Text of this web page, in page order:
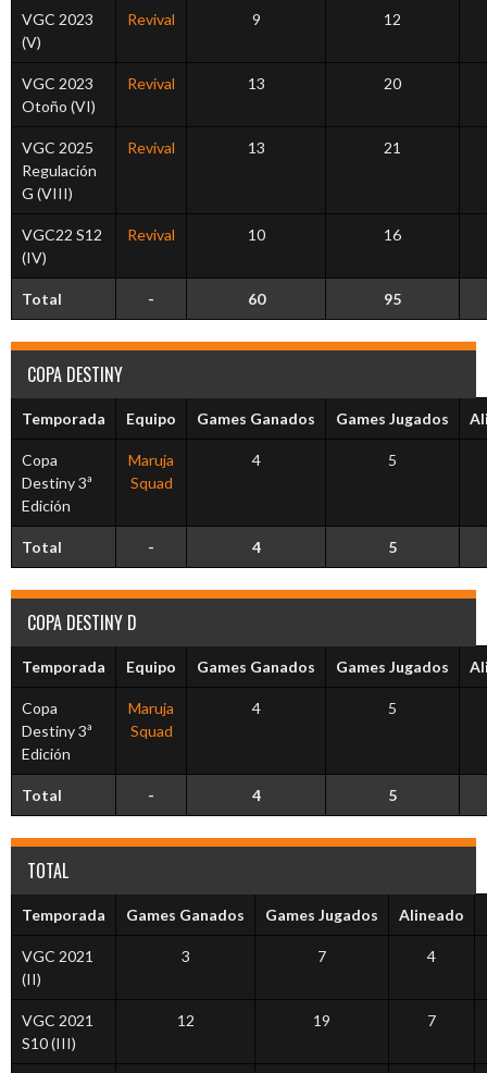
VGC 2023
(V)
Revival 9 12
VGC 2023
Otoño (VI)
Revival 13 20
VGC 2025
Regulación
G (VIII)
Revival 13 21
VGC22 S12
(IV)
Revival 10 16
Total - 60 95
COPA DESTINY
Temporada Equipo Games Ganados Games Jugados
Copa
Destiny 3ª
Edición
Maruja
Squad
4 5
Total - 4 5
COPA DESTINY D
Temporada Equipo Games Ganados Games Jugados
Copa
Destiny 3ª
Edición
Maruja
Squad
4 5
Total - 4 5
TOTAL
Temporada Games Ganados Games Jugados Alineado
VGC 2021
(II)
3 7 4
VGC 2021
S10 (III)
12 19 7